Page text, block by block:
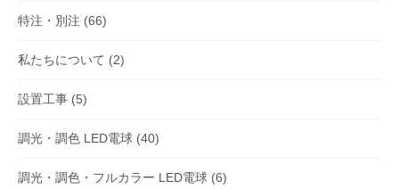
特注・別注 (66)
私たちについて (2)
設置工事 (5)
調光・調色 LED電球 (40)
調光・調色・フルカラー LED電球 (6)